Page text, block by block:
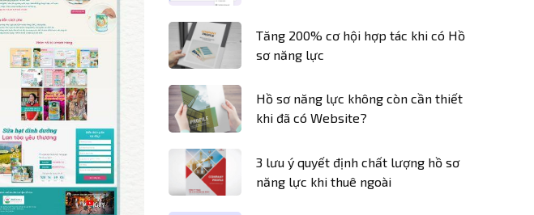
Tăng 200% cơ hội hợp tác khi có Hồ
sơ năng lực
Hồ sơ năng lực không còn cần thiết
khi đã có Website?
3 lưu ý quyết định chất lượng hồ sơ
năng lực khi thuê ngoài